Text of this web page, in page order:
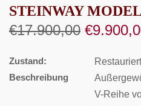
STEINWAY
€17.900,00
war:
€
Zustand:
Restauriert
Beschreibung
V-Reihe